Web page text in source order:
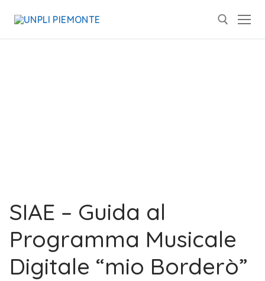
SIAE – Guida al
Programma Musicale
Digitale “mio Borderò”